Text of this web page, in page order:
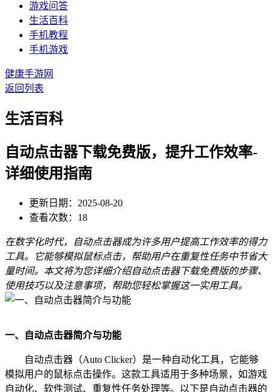
游戏问答
生活百科
手机教程
手机游戏
健康手游网
返回列表
生活百科
自动点击器下载免费版，提升工作效率-
详细使用指南
更新日期：2025-08-20
查看次数：18
在数字化时代，自动点击器成为许多用户提高工作效率的得力
工具。它能够模拟鼠标点击，帮助用户在重复性任务中节省大
量时间。本文将为您详细介绍自动点击器下载免费版的步骤、
使用技巧以及注意事项，帮助您轻松掌握这一实用工具。
一、自动点击器简介与功能
自动点击器（Auto Clicker）是一种自动化工具，它能够
模拟用户的鼠标点击操作。这款工具适用于多种场景，如游戏
自动化、软件测试、重复性任务处理等。以下是自动点击器的